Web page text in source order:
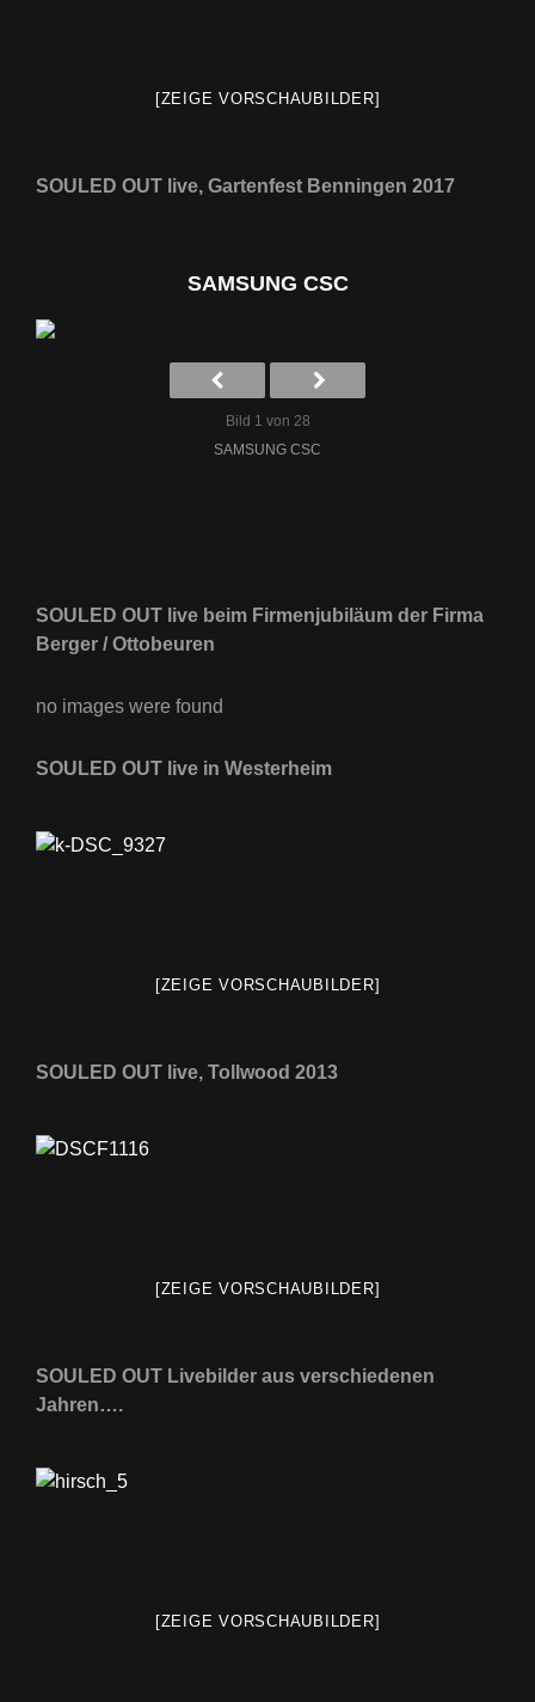
[ZEIGE VORSCHAUBILDER]
SOULED OUT live, Gartenfest Benningen 2017
SAMSUNG CSC
Bild 1 von 28
SAMSUNG CSC
SOULED OUT live beim Firmenjubiläum der Firma
Berger / Ottobeuren
no images were found
SOULED OUT live in Westerheim
[ZEIGE VORSCHAUBILDER]
SOULED OUT live, Tollwood 2013
[ZEIGE VORSCHAUBILDER]
SOULED OUT Livebilder aus verschiedenen
Jahren….
[ZEIGE VORSCHAUBILDER]